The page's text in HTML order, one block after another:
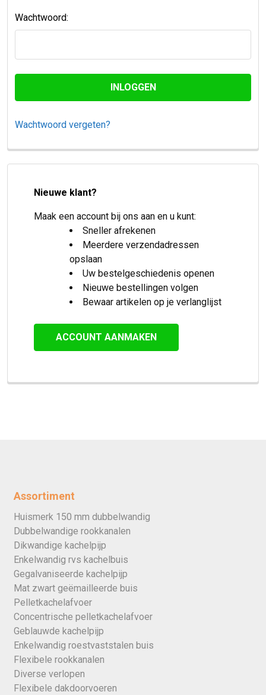
Wachtwoord:
Wachtwoord vergeten?
Nieuwe klant?
Maak een account bij ons aan en u kunt:
Sneller afrekenen
Meerdere verzendadressen
opslaan
Uw bestelgeschiedenis openen
Nieuwe bestellingen volgen
Bewaar artikelen op je verlanglijst
ACCOUNT AANMAKEN
Assortiment
Huismerk 150 mm dubbelwandig
Dubbelwandige rookkanalen
Dikwandige kachelpijp
Enkelwandig rvs kachelbuis
Gegalvaniseerde kachelpijp
Mat zwart geëmailleerde buis
Pelletkachelafvoer
Concentrische pelletkachelafvoer
Geblauwde kachelpijp
Enkelwandig roestvaststalen buis
Flexibele rookkanalen
Diverse verlopen
Flexibele dakdoorvoeren